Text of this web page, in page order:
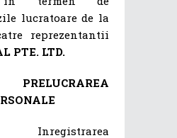
lucratoare de la
reprezentantii
PTE. LTD.